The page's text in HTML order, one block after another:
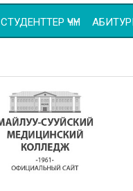
СТУДЕНТТЕР ҮЧҮН